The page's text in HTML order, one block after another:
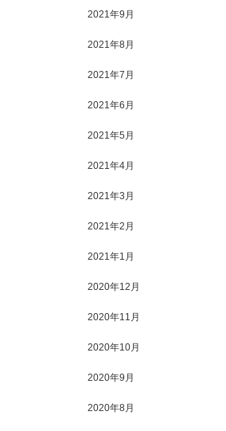
2021年9月
2021年8月
2021年7月
2021年6月
2021年5月
2021年4月
2021年3月
2021年2月
2021年1月
2020年12月
2020年11月
2020年10月
2020年9月
2020年8月